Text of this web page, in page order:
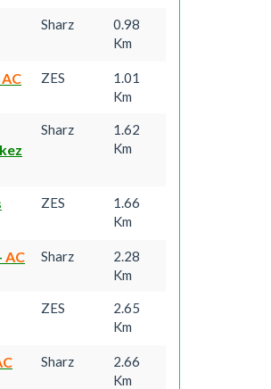
Sharz
0.98
Km
AC ZES
1.01
Km
Sharz
1.62
Km
ZES
1.66
Km
AC Sharz
2.28
Km
ZES
2.65
Km
Sharz
2.66
Km